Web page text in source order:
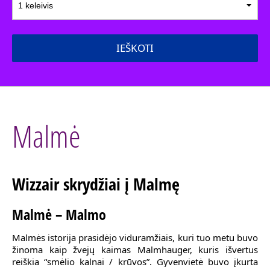
1 keleivis
IEŠKOTI
Malmė
Wizzair skrydžiai į Malmę
Malmė – Malmo
Malmės istorija prasidėjo viduramžiais, kuri tuo metu buvo
žinoma kaip žvejų kaimas Malmhauger, kuris išvertus
reiškia “smėlio kalnai / krūvos”. Gyvenvietė buvo įkurta